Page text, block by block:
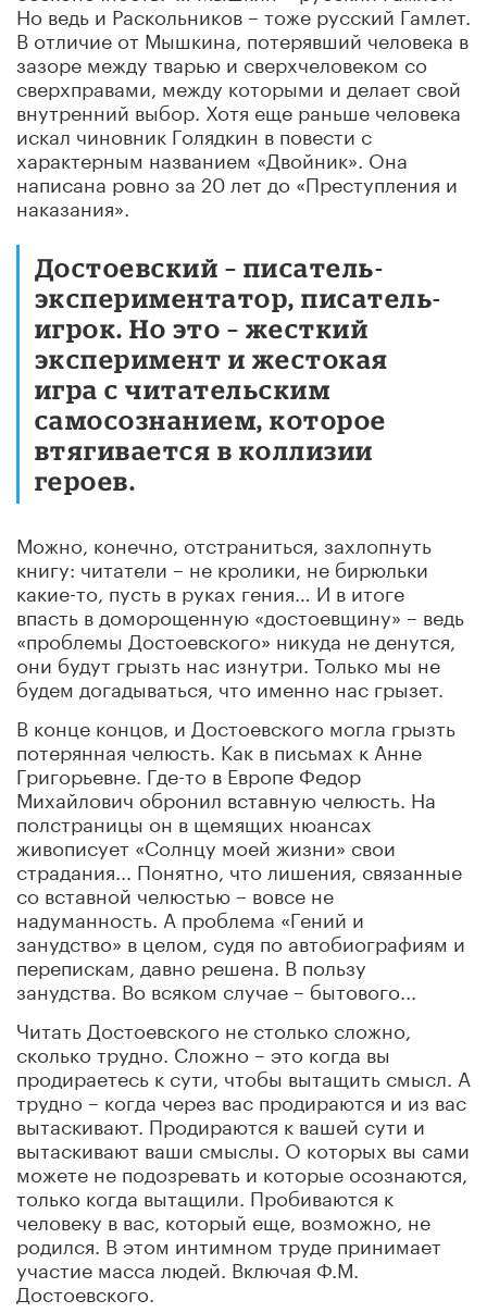
Но ведь и Раскольников – тоже русский Гамлет.
В отличие от Мышкина, потерявший человека в
зазоре между тварью и сверхчеловеком со
сверхправами, между которыми и делает свой
внутренний выбор. Хотя еще раньше человека
искал чиновник Голядкин в повести с
характерным названием «Двойник». Она
написана ровно за 20 лет до «Преступления и
наказания».
Достоевский – писатель-
экспериментатор, писатель-
игрок. Но это – жесткий
эксперимент и жестокая
игра с читательским
самосознанием, которое
втягивается в коллизии
героев.
Можно, конечно, отстраниться, захлопнуть
книгу: читатели – не кролики, не бирюльки
какие-то, пусть в руках гения… И в итоге
впасть в доморощенную «достоевщину» – ведь
«проблемы Достоевского» никуда не денутся,
они будут грызть нас изнутри. Только мы не
будем догадываться, что именно нас грызет.
В конце концов, и Достоевского могла грызть
потерянная челюсть. Как в письмах к Анне
Григорьевне. Где-то в Европе Федор
Михайлович обронил вставную челюсть. На
полстраницы он в щемящих нюансах
живописует «Солнцу моей жизни» свои
страдания... Понятно, что лишения, связанные
со вставной челюстью – вовсе не
надуманность. А проблема «Гений и
занудство» в целом, судя по автобиографиям и
перепискам, давно решена. В пользу
занудства. Во всяком случае – бытового...
Читать Достоевского не столько сложно,
сколько трудно. Сложно – это когда вы
продираетесь к сути, чтобы вытащить смысл. А
трудно – когда через вас продираются и из вас
вытаскивают. Продираются к вашей сути и
вытаскивают ваши смыслы. О которых вы сами
можете не подозревать и которые осознаются,
только когда вытащили. Пробиваются к
человеку в вас, который еще, возможно, не
родился. В этом интимном труде принимает
участие масса людей. Включая Ф.М.
Достоевского.